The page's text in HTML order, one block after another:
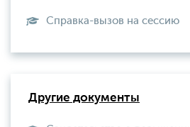
Справка-вызов на сессию
Другие документы